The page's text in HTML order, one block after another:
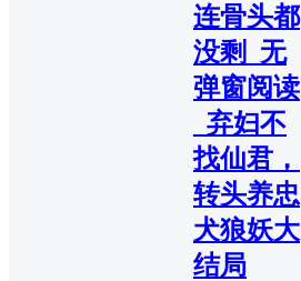
连骨头都
没剩_无
弹窗阅读
_弃妇不
找仙君，
转头养忠
犬狼妖大
结局